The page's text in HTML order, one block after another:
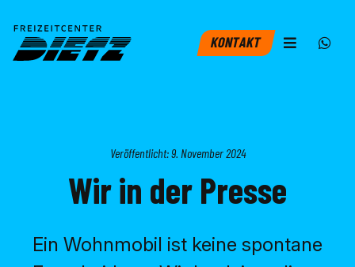
KONTAKT  
Veröffentlicht: 9. November 2024
Wir in der Presse
Ein Wohnmobil ist keine spontane